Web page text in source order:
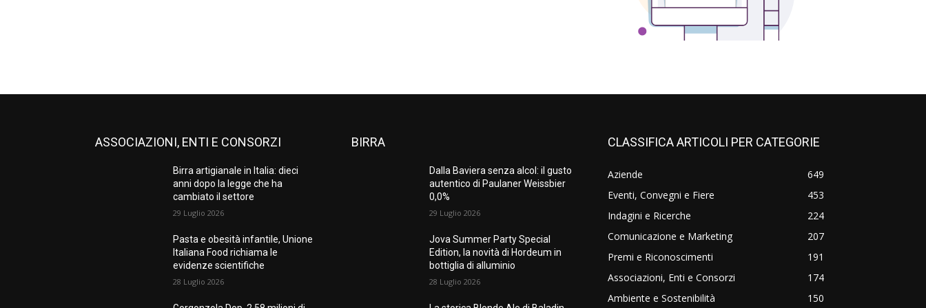
ASSOCIAZIONI, ENTI E CONSORZI
Birra artigianale in Italia: dieci
anni dopo la legge che ha
cambiato il settore
29 Luglio 2026
Pasta e obesità infantile, Unione
Italiana Food richiama le
evidenze scientifiche
28 Luglio 2026
BIRRA
Dalla Baviera senza alcol: il gusto
autentico di Paulaner Weissbier
0,0%
29 Luglio 2026
Jova Summer Party Special
Edition, la novità di Hordeum in
bottiglia di alluminio
28 Luglio 2026
CLASSIFICA ARTICOLI PER CATEGORIE
Aziende
649
Eventi, Convegni e Fiere
453
Indagini e Ricerche
224
Comunicazione e Marketing
207
Premi e Riconoscimenti
191
Associazioni, Enti e Consorzi
174
Ambiente e Sostenibilità
150